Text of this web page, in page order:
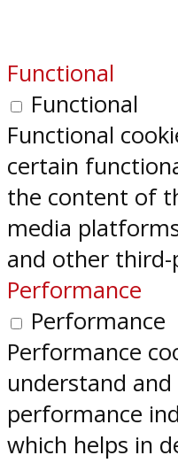
Functional
Functional
Functional
certain
the content of
media
and other
Performance
Performance
Performance
understand
performance
which helps in